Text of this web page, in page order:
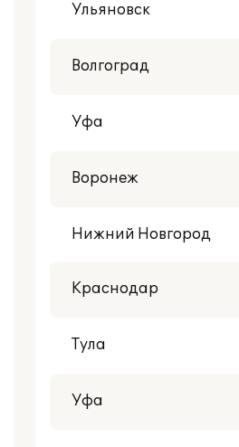
Ульяновск
Волгоград
Уфа
Воронеж
Нижний Новгород
Краснодар
Тула
Уфа